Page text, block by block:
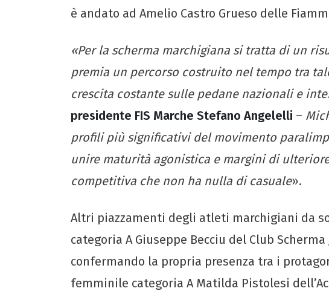
è andato ad Amelio Castro Grueso delle
«Per la scherma marchigiana si tratta di un
premia un percorso costruito nel tempo tra
crescita costante sulle pedane nazionali e
presidente FIS Marche Stefano Angelelli –
profili più significativi del movimento
unire maturità agonistica e margini di
competitiva che non ha nulla di casuale».
Altri piazzamenti degli atleti marchigiani da
categoria A Giuseppe Becciu del Club
confermando la propria presenza tra i
femminile categoria A Matilda Pistolesi